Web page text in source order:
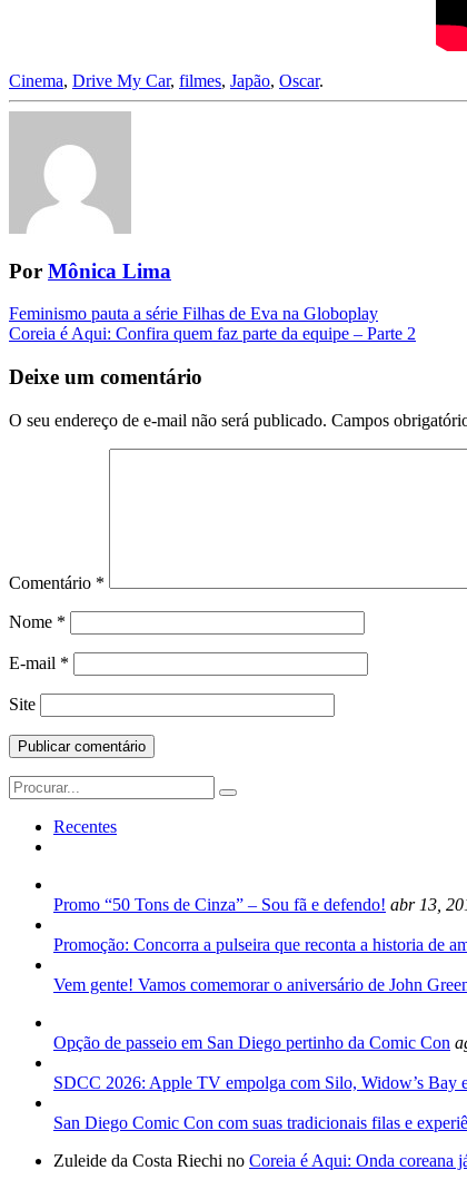
Cinema, Drive My Car, filmes, Japão, Oscar.
Por Mônica Lima
Navegação
da
Postagem
Feminismo pauta a série Filhas de Eva na Globoplay
Coreia é Aqui: Confira quem faz parte da equipe – Parte 2
Deixe um comentário
O seu endereço de e-mail não será publicado. Campos
Comentário *
Nome *
E-mail *
Site
Search
for:
Recentes
Promo “50 Tons de Cinza” – Sou fã e defendo! abr 13,
Promoção: Concorra a pulseira que reconta a historia de
Vem gente! Vamos comemorar o aniversário de John
Opção de passeio em San Diego pertinho da Comic Con
SDCC 2026: Apple TV empolga com Silo, Widow’s Bay
San Diego Comic Con com suas tradicionais filas e
Zuleide da Costa Riechi no Coreia é Aqui: Onda coreana